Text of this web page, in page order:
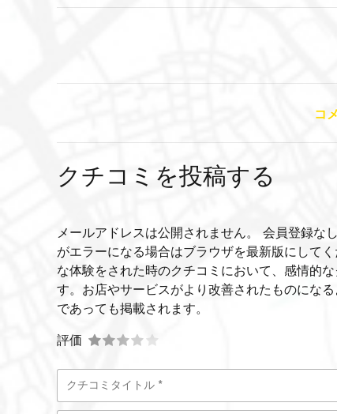
コ
クチコミを投稿する
メールアドレスは公開されません。 会員登録
がエラーになる場合はブラウザを最新版にして
な体験をされた時のクチコミにおいて、感情的
す。お店やサービスがより改善されたものにな
であっても掲載されます。
評価